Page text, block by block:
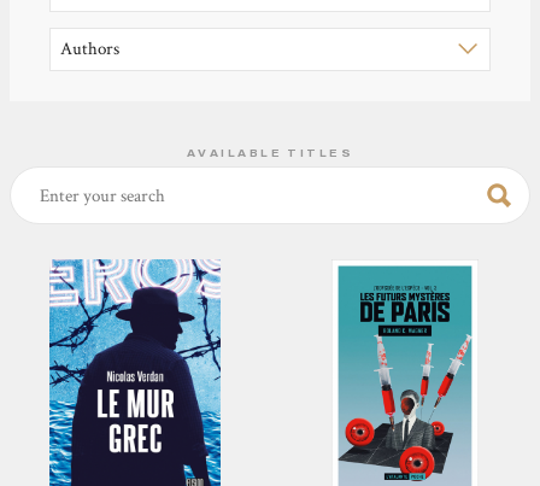
AVAILABLE TITLES